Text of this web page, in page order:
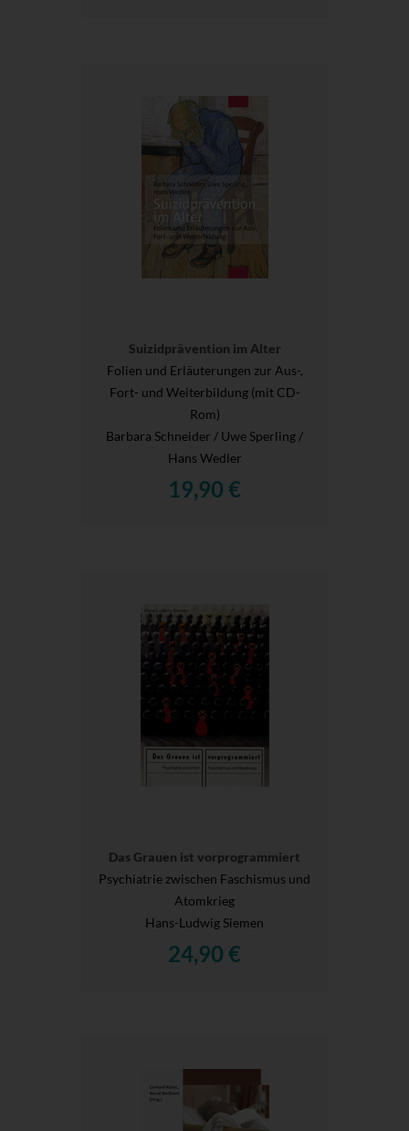
Suizidprävention im Alter
Folien und Erläuterungen zur Aus-,
Fort- und Weiterbildung (mit CD-
Rom)
Barbara Schneider / Uwe Sperling /
Hans Wedler
19,90 €
Das Grauen ist vorprogrammiert
Psychiatrie zwischen Faschismus und
Atomkrieg
Hans-Ludwig Siemen
24,90 €